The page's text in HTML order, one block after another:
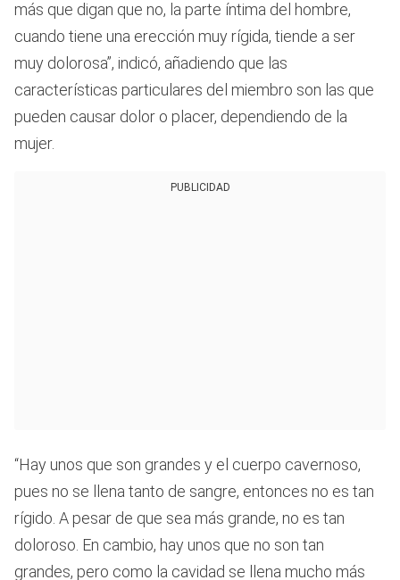
más que digan que no, la parte íntima del hombre,
cuando tiene una erección muy rígida, tiende a ser
muy dolorosa”, indicó, añadiendo que las
características particulares del miembro son las que
pueden causar dolor o placer, dependiendo de la
mujer.
PUBLICIDAD
“Hay unos que son grandes y el cuerpo cavernoso,
pues no se llena tanto de sangre, entonces no es tan
rígido. A pesar de que sea más grande, no es tan
doloroso. En cambio, hay unos que no son tan
grandes, pero como la cavidad se llena mucho más